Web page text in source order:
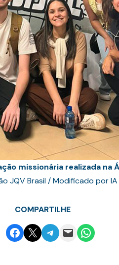
missionária realizada na
JQV Brasil / Modificado por IA
COMPARTILHE
Share on Facebook
Email this PageShare on Telegram
Email this PageShare on